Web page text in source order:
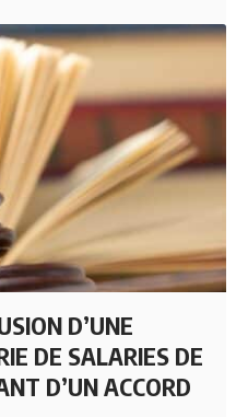
D’UNE
DE SALARIES DE
D’UN ACCORD